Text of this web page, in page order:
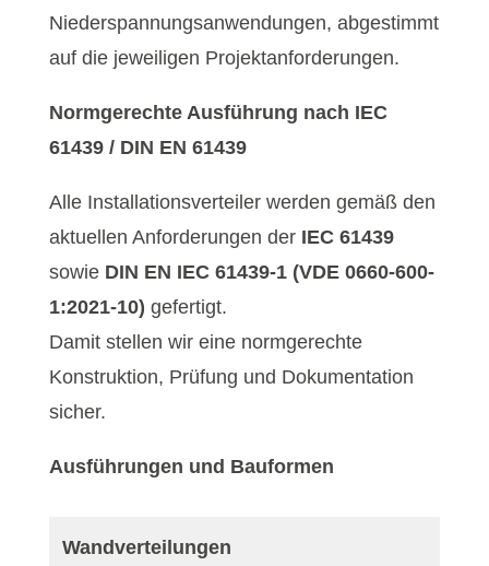
Niederspannungsanwendungen, abgestimmt
auf die jeweiligen Projektanforderungen.
Normgerechte Ausführung nach IEC
61439 / DIN EN 61439
Alle Installationsverteiler werden gemäß den
aktuellen Anforderungen der IEC 61439
sowie DIN EN IEC 61439-1 (VDE 0660-600-
1:2021-10) gefertigt.
Damit stellen wir eine normgerechte
Konstruktion, Prüfung und Dokumentation
sicher.
Ausführungen und Bauformen
Wandverteilungen